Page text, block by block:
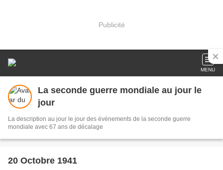
Publicité
MENU
La seconde guerre mondiale au jour le
jour
La description au jour le jour des événements de la seconde guerre
mondiale avec 67 ans de décalage
20 Octobre 1941